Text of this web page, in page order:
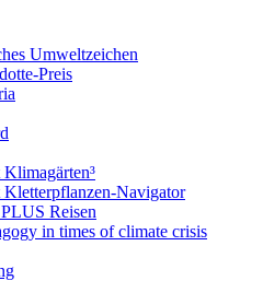
Umweltzeichen
Preis
Navigator
Reisen
in times of climate crisis